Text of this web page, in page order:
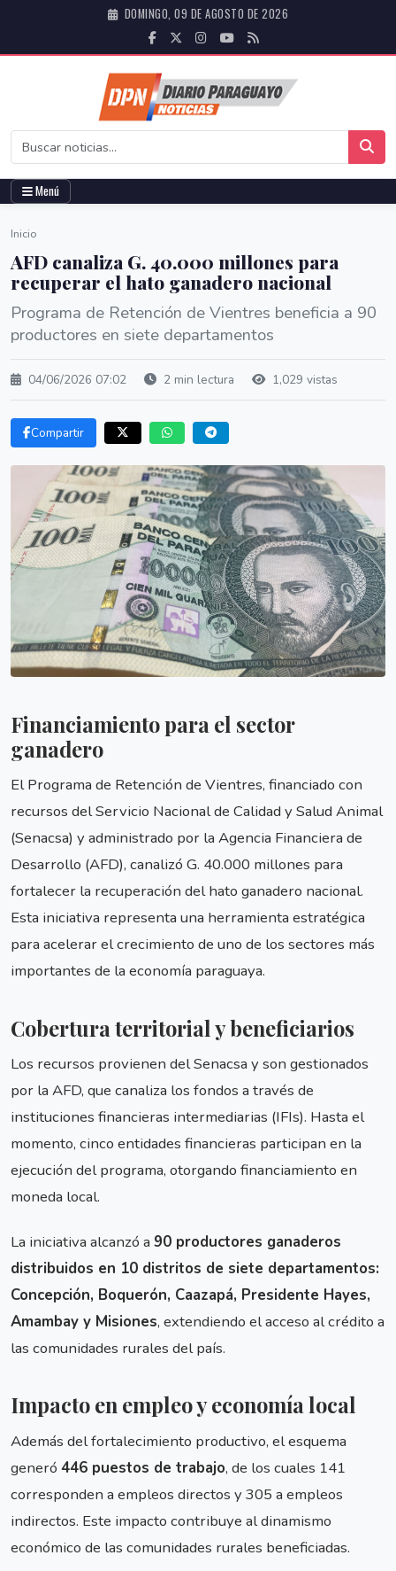
DOMINGO, 09 DE AGOSTO DE 2026
Menú
Inicio
AFD canaliza G. 40.000 millones para
recuperar el hato ganadero nacional
Programa de Retención de Vientres beneficia a 90
productores en siete departamentos
04/06/2026 07:02 2 min lectura 1,029 vistas
Compartir
Financiamiento para el sector
ganadero
El Programa de Retención de Vientres, financiado con
recursos del Servicio Nacional de Calidad y Salud Animal
(Senacsa) y administrado por la Agencia Financiera de
Desarrollo (AFD), canalizó G. 40.000 millones para
fortalecer la recuperación del hato ganadero nacional.
Esta iniciativa representa una herramienta estratégica
para acelerar el crecimiento de uno de los sectores más
importantes de la economía paraguaya.
Cobertura territorial y beneficiarios
Los recursos provienen del Senacsa y son gestionados
por la AFD, que canaliza los fondos a través de
instituciones financieras intermediarias (IFIs). Hasta el
momento, cinco entidades financieras participan en la
ejecución del programa, otorgando financiamiento en
moneda local.
La iniciativa alcanzó a 90 productores ganaderos
distribuidos en 10 distritos de siete departamentos:
Concepción, Boquerón, Caazapá, Presidente Hayes,
Amambay y Misiones, extendiendo el acceso al crédito a
las comunidades rurales del país.
Impacto en empleo y economía local
Además del fortalecimiento productivo, el esquema
generó 446 puestos de trabajo, de los cuales 141
corresponden a empleos directos y 305 a empleos
indirectos. Este impacto contribuye al dinamismo
económico de las comunidades rurales beneficiadas.